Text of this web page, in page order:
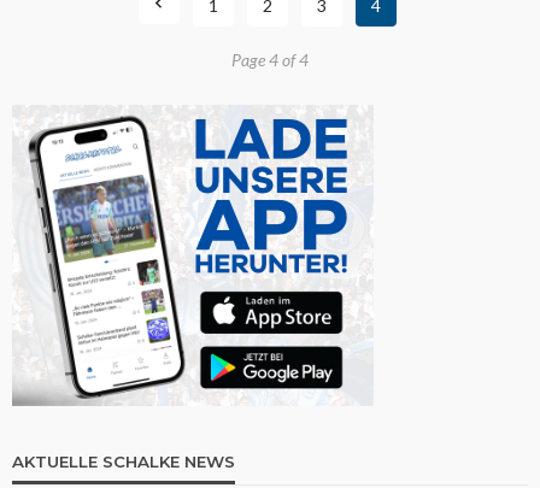
1 2 3 4
Page 4 of 4
AKTUELLE SCHALKE NEWS